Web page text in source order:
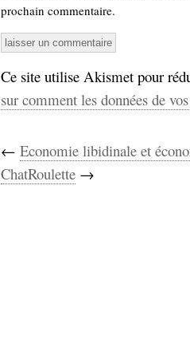
prochain commentaire.
Ce site utilise Akismet pour
sur comment les données de
← Economie libidinale et
ChatRoulette →